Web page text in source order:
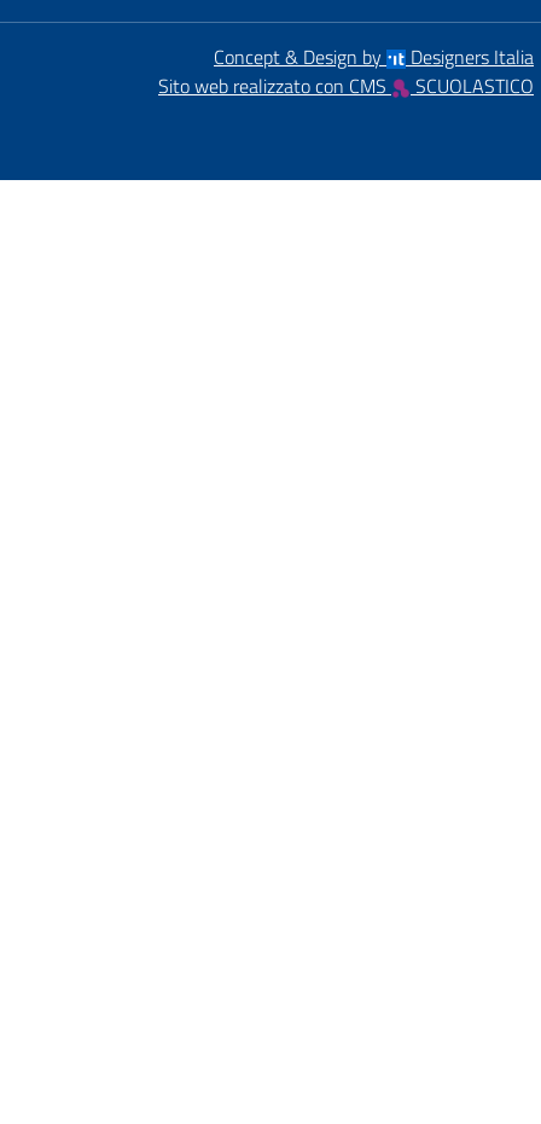
Concept & Design by
Designers Italia
Sito web realizzato con CMS
SCUOLASTICO